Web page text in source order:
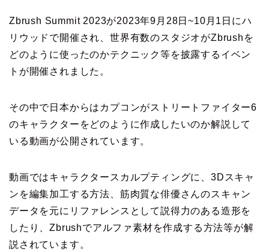
Zbrush Summit 2023が2023年9月28日~10月1日にハ
リウッドで開催され、世界有数のスタジオがZbrushを
どのように使ったのかテクニック等を披露するイベン
トが開催されました。
その中で日本からはカプコンがストリートファイター6
のキャラクターをどのように作成したいのか解説して
いる動画が公開されています。
動画ではキャラクタースカルプティングに、3Dスキャ
ンを編集加工する方法、筋肉質な俳優さんのスキャン
データを元にリファレンスとして説得力のある造形を
したり、Zbrushでアルファ素材を作成する方法等が解
説されています。